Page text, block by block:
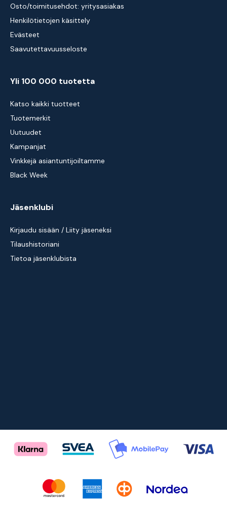
Osto/toimitusehdot: yritysasiakas
Henkilötietojen käsittely
Evästeet
Saavutettavuusseloste
Yli 100 000 tuotetta
Katso kaikki tuotteet
Tuotemerkit
Uutuudet
Kampanjat
Vinkkejä asiantuntijoiltamme
Black Week
Jäsenklubi
Kirjaudu sisään / Liity jäseneksi
Tilaushistoriani
Tietoa jäsenklubista